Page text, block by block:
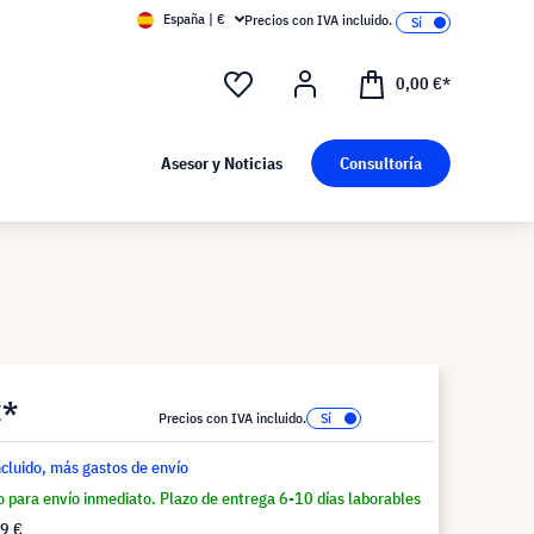
España | € Precios con IVA incluido.
0,00 €*
Asesor y Noticias Consultoría
Precios con IVA incluido.
más gastos de envío
para envío inmediato. Plazo de entrega 6-10 días laborables
€